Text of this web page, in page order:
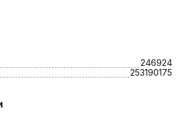
246924
253190175